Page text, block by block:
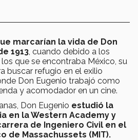
marcarían la vida de Don
1913, cuando debido a los
que se encontraba México, su
buscar refugio en el exilio
Don Eugenio trabajó como
y acomodador en un cine.
Don Eugenio estudió la
en la Western Academy y
de Ingeniero Civil en el
de Massachussets (MIT).